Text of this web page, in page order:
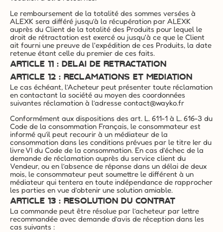
ARTICLE 11 : DELAI DE RETRACTATION
Le remboursement de la totalité des sommes versées à
ALEXK sera différé jusqu’à la récupération par ALEXK
auprès du Client de la totalité des Produits pour lequel le
droit de rétractation est exercé ou jusqu'à ce que le Client
ait fourni une preuve de l'expédition de ces Produits, la date
retenue étant celle du premier de ces faits.
ARTICLE 12 : RECLAMATIONS ET MEDIATION
Le cas échéant, l’Acheteur peut présenter toute réclamation
en contactant la société au moyen des coordonnées
suivantes réclamation à l’adresse contact@wayko.fr
Conformément aux dispositions des art. L. 611-1 à L. 616-3 du
Code de la consommation Français, le consommateur est
informé qu’il peut recourir à un médiateur de la
consommation dans les conditions prévues par le titre Ier du
livre VI du Code de la consommation. En cas d’échec de la
demande de réclamation auprès du service client du
Vendeur, ou en l’absence de réponse dans un délai de deux
mois, le consommateur peut soumettre le différent à un
médiateur qui tentera en toute indépendance de rapprocher
les parties en vue d’obtenir une solution amiable.
ARTICLE 13 : RESOLUTION DU CONTRAT
La commande peut être résolue par l’acheteur par lettre
recommandée avec demande d’avis de réception dans les
cas suivants :